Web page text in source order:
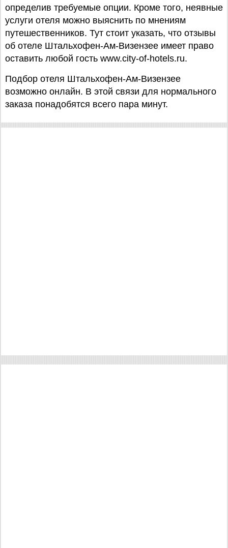
определив требуемые опции. Кроме того, неявные
услуги отеля можно выяснить по мнениям
путешественников. Тут стоит указать, что отзывы
об отеле Штальхофен-Ам-Визензее имеет право
оставить любой гость www.city-of-hotels.ru.
Подбор отеля Штальхофен-Ам-Визензее
возможно онлайн. В этой связи для нормального
заказа понадобятся всего пара минут.